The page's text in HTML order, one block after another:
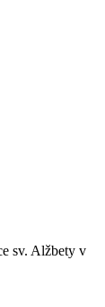
sv. Alžbety v